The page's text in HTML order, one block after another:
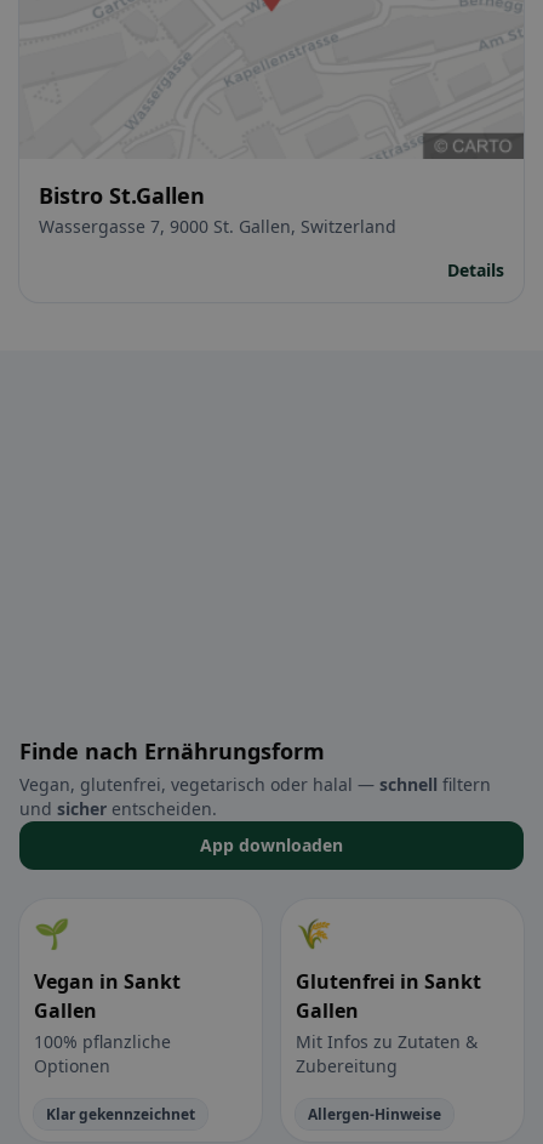
Bistro St.Gallen
Wassergasse 7, 9000 St. Gallen, Switzerland
Details
Finde nach Ernährungsform
Vegan, glutenfrei, vegetarisch oder halal — schnell filtern
und sicher entscheiden.
App downloaden
🌱
Vegan in Sankt
Gallen
100% pflanzliche
Optionen
Klar gekennzeichnet
🌾
Glutenfrei in Sankt
Gallen
Mit Infos zu Zutaten &
Zubereitung
Allergen-Hinweise